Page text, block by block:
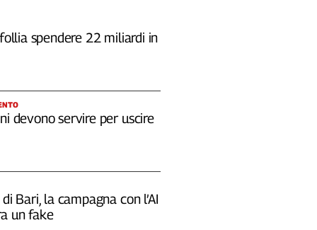
follia spendere 22 miliardi in
devono servire per uscire
Bari, la campagna con l’AI
un fake